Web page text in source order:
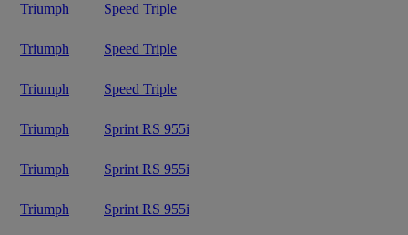
Triumph Speed Triple
Triumph Speed Triple
Triumph Speed Triple
Triumph Sprint RS 955i
Triumph Sprint RS 955i
Triumph Sprint RS 955i